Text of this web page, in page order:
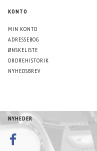
KONTO
MIN KONTO
ADRESSEBOG
ØNSKELISTE
ORDREHISTORIK
NYHEDSBREV
NYHEDER